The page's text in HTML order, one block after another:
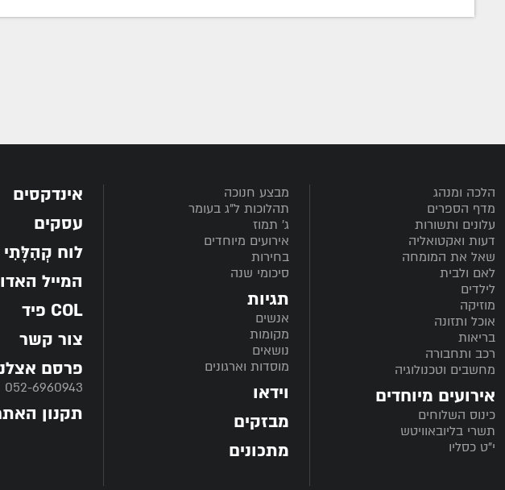
הלכה ומנהג
מדף הספרים
עלונים ותשורות
דעות ואקטואליה
שאל את המומחה
לאם ולבית
לילדים
מוזיקה
אוכל ותזונה
בריאות
רכב ותחבורה
מחשבים וטכנולוגיה
אירועים מיוחדים
כינוס השלוחים
תשרי בליובאוויטש
י"ט כסליו
מבצע חנוכה
תהלוכות ל"ג בעומר
ג' תמוז
אירועים מיוחדים
בחירות
סיכומי שנה
תגיות
אנשים
מקומות
נושאים
מוסדות וארגונים
וידאו
מבזקים
מתכונים
אינדקסים
עסקים
לוח קְהִלָּתִי
המייל
COL פיד
צור קשר
פרסם
052-6960943
תקנון